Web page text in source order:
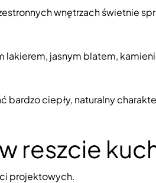
wnętrzach świetnie
lakierem, jasnym blatem,
ciepły, naturalny
reszcie
projektowych.